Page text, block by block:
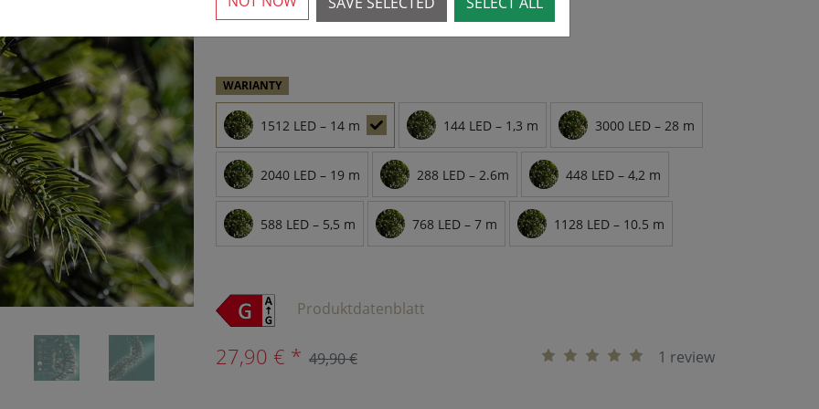
›
3 Dostępna sztuka
WARIANTY
1512 LED – 14 m 144 LED – 1,3 m 3000 LED – 28 m
2040 LED – 19 m 288 LED – 2.6m 448 LED – 4,2 m
588 LED – 5,5 m 768 LED – 7 m 1128 LED – 10.5 m
Produktdatenblatt
1 review
27,90 € * 49,90 €